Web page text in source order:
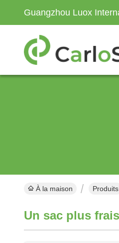
Guangzhou Luox
À la maison Produits
Un sac plus